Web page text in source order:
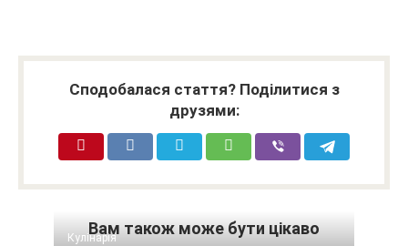
Сподобалася стаття? Поділитися з
друзями:
Вам також може бути цікаво
Кулінарія